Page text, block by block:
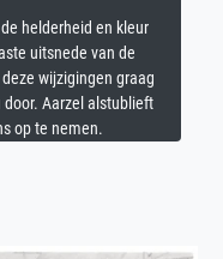
helderheid en kleur
uitsnede van de
wijzigingen graag
Aarzel alstublieft
op te nemen.